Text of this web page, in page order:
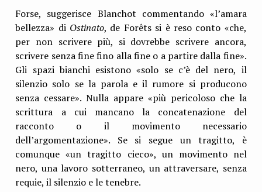
Forse, suggerisce Blanchot commentando «l’amara
bellezza» di Ostinato, de Forêts si è reso conto «che,
per non scrivere più, si dovrebbe scrivere ancora,
scrivere senza fine fino alla fine o a partire dalla fine».
Gli spazi bianchi esistono «solo se c’è del nero, il
silenzio solo se la parola e il rumore si producono
senza cessare». Nulla appare «più pericoloso che la
scrittura a cui mancano la concatenazione del
racconto o il movimento necessario
dell’argomentazione». Se si segue un tragitto, è
comunque «un tragitto cieco», un movimento nel
nero, una lavoro sotterraneo, un attraversare, senza
requie, il silenzio e le tenebre.